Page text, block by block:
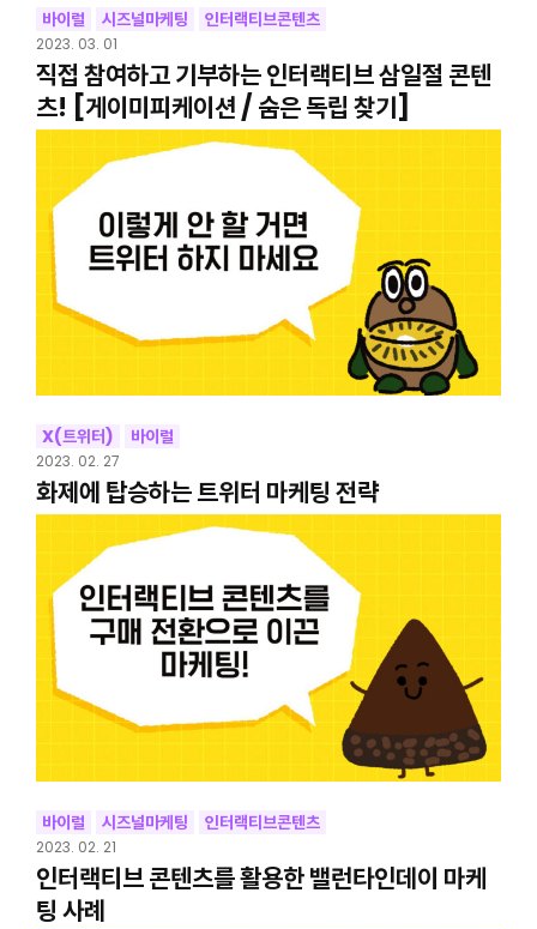
바이럴 시즈널마케팅 인터랙티브콘텐츠
2023. 03. 01
직접 참여하고 기부하는 인터랙티브 삼일절 콘텐
츠! [게이미피케이션 / 숨은 독립 찾기]
X(트위터) 바이럴
2023. 02. 27
화제에 탑승하는 트위터 마케팅 전략
바이럴 시즈널마케팅 인터랙티브콘텐츠
2023. 02. 21
인터랙티브 콘텐츠를 활용한 밸런타인데이 마케
팅 사례